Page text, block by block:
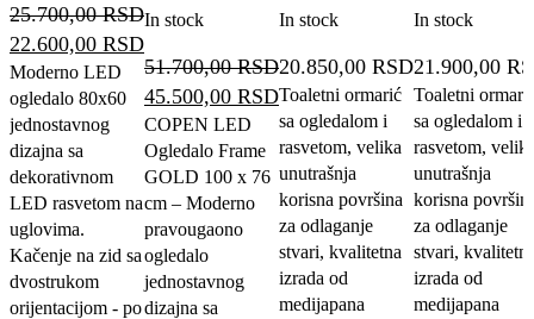
25.700,00RSD
Originalna
cena
je
bila:
25.700,00 RSD.
22.600,00 RSDTrenutna
cena
je:
22.600,00 RSD.
Moderno LED
ogledalo 80x60
jednostavnog
dizajna sa
dekorativnom
LED rasvetom na
uglovima.
Kačenje na zid sa
dvostrukom
orijentacijom - po
In stock
51.700,00RSD
Originalna
cena
je
bila:
51.700,00 RSD.
45.500,00 RSDTrenutna
cena
je:
45.500,00 RSD.
COPEN LED
Ogledalo Frame
GOLD 100 x 76
cm – Moderno
pravougaono
ogledalo
jednostavnog
dizajna sa
In stock
20.850,00 RSD
Toaletni ormarić
sa ogledalom i
rasvetom, velika
unutrašnja
korisna površina
za odlaganje
stvari, kvalitetna
izrada od
medijapana
In stock
21.900,00
Toaletni
sa ogledalom i
rasvetom,
unutrašnja
korisna
za odlaganje
stvari,
izrada od
medijapana